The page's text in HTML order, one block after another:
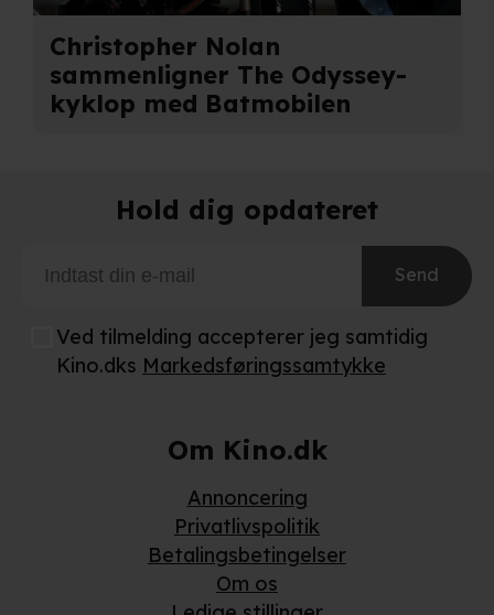
Christopher Nolan
sammenligner The Odyssey-
kyklop med Batmobilen
Hold dig opdateret
Send
Ved tilmelding accepterer jeg samtidig
Kino.dks Markedsføringssamtykke
Om Kino.dk
Annoncering
Privatlivspolitik
Betalingsbetingelser
Om os